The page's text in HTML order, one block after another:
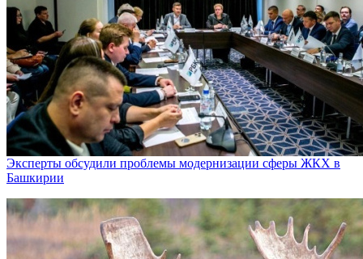
Эксперты обсудили проблемы модернизации сферы ЖКХ в
Башкирии